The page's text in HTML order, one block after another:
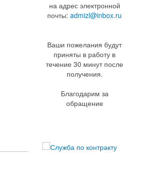
на адрес электронной
почты:admizl@inbox.ru
Ваши пожелания будут
приняты в работу в
течение 30 минут после
получения.
Благодарим за
обращение